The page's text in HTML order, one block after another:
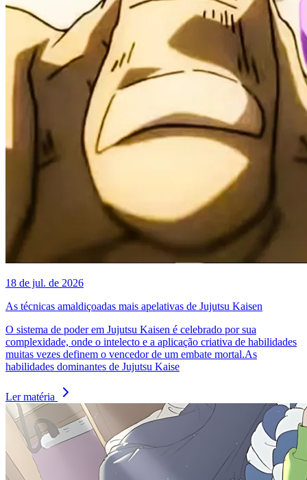
18 de jul. de 2026
As técnicas amaldiçoadas mais apelativas de Jujutsu Kaisen
O sistema de poder em Jujutsu Kaisen é celebrado por sua
complexidade, onde o intelecto e a aplicação criativa de habilidades
muitas vezes definem o vencedor de um embate mortal.As
habilidades dominantes de Jujutsu Kaise
Ler matéria